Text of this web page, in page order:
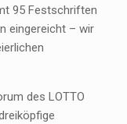
95 Festschriften
eingereicht – wir
des LOTTO